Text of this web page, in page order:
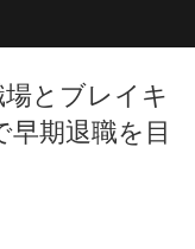
とブレイキ
期退職を目